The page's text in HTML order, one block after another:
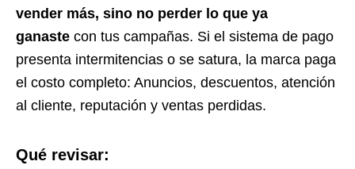
vender más, sino no perder lo que ya
ganaste con tus campañas. Si el sistema de pago
presenta intermitencias o se satura, la marca paga
el costo completo: Anuncios, descuentos, atención
al cliente, reputación y ventas perdidas.
Qué revisar: